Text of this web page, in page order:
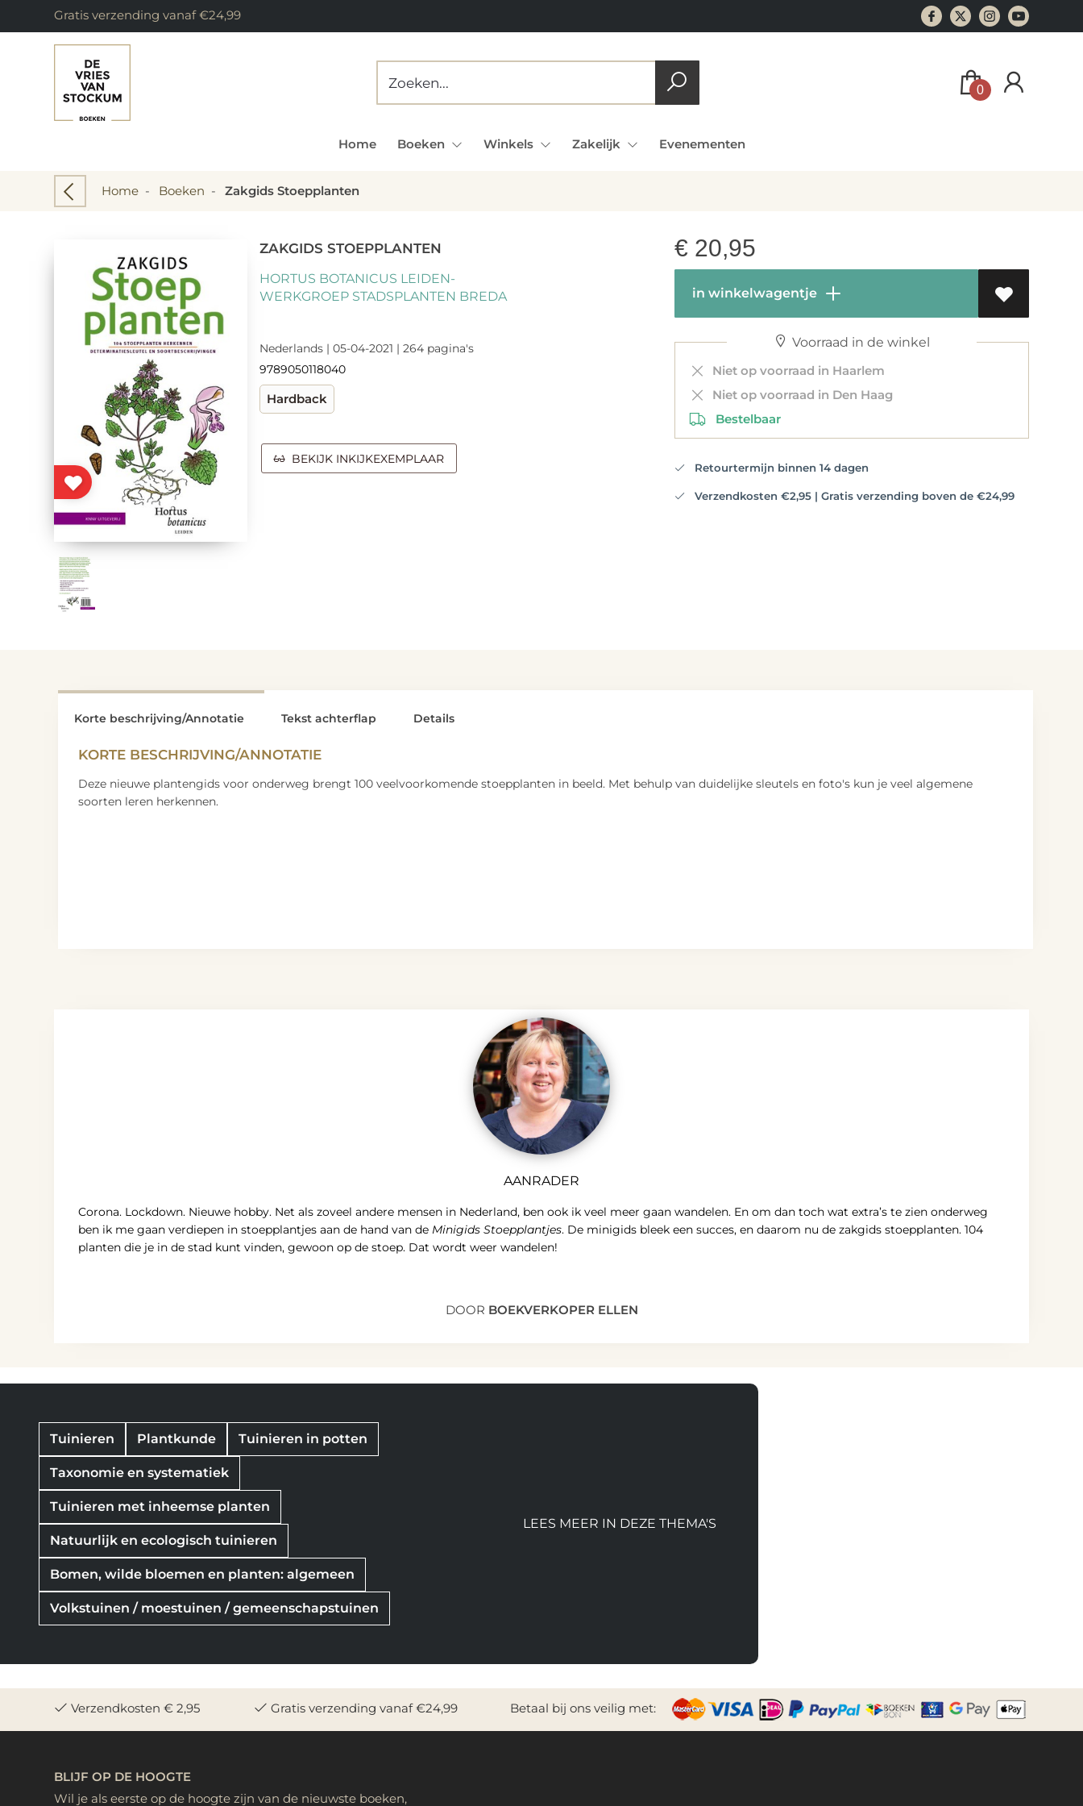
Gratis verzending vanaf €24,99
0
Home Boeken Winkels Zakelijk Evenementen
Home - Boeken - Zakgids Stoepplanten
ZAKGIDS STOEPPLANTEN
HORTUS BOTANICUS LEIDEN-
WERKGROEP STADSPLANTEN BREDA
Nederlands | 05-04-2021 | 264 pagina's
9789050118040
Hardback
BEKIJK INKIJKEXEMPLAAR
€ 20,95
in winkelwagentje
Voorraad in de winkel
Niet op voorraad in Haarlem
Niet op voorraad in Den Haag
Bestelbaar
Retourtermijn binnen 14 dagen
Verzendkosten €2,95 | Gratis verzending boven de €24,99
Korte beschrijving/Annotatie
KORTE BESCHRIJVING/ANNOTATIE
Deze nieuwe plantengids voor onderweg brengt 100 veelvoorkomende stoepplanten in beeld. Met behulp van duidelijke sleutels en foto's kun je veel algemene
soorten leren herkennen.
Tekst achterflap Details
AANRADER
Corona. Lockdown. Nieuwe hobby. Net als zoveel andere mensen in Nederland, ben ook ik veel meer gaan wandelen. En om dan toch wat extra’s te zien onderweg
ben ik me gaan verdiepen in stoepplantjes aan de hand van de Minigids Stoepplantjes. De minigids bleek een succes, en daarom nu de zakgids stoepplanten. 104
planten die je in de stad kunt vinden, gewoon op de stoep. Dat wordt weer wandelen!
DOOR BOEKVERKOPER ELLEN
Tuinieren Plantkunde Tuinieren in potten
Taxonomie en systematiek
Tuinieren met inheemse planten
Natuurlijk en ecologisch tuinieren
Bomen, wilde bloemen en planten: algemeen
Volkstuinen / moestuinen / gemeenschapstuinen
LEES MEER IN DEZE THEMA'S
Verzendkosten € 2,95 Gratis verzending vanaf €24,99 Betaal bij ons veilig met:
BLIJF OP DE HOOGTE
Wil je als eerste op de hoogte zijn van de nieuwste boeken,